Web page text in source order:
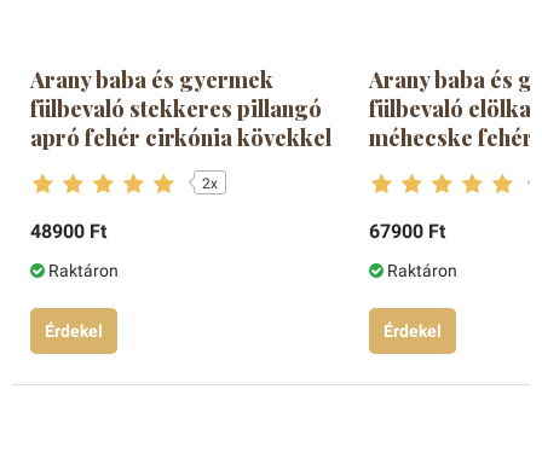
Arany baba és gyermek
fülbevaló stekkeres pillangó
apró fehér cirkónia kövekkel
2x
48900 Ft
Raktáron
Érdekel
Arany baba és
fülbevaló
méhecske
67900 Ft
Raktáron
Érdekel